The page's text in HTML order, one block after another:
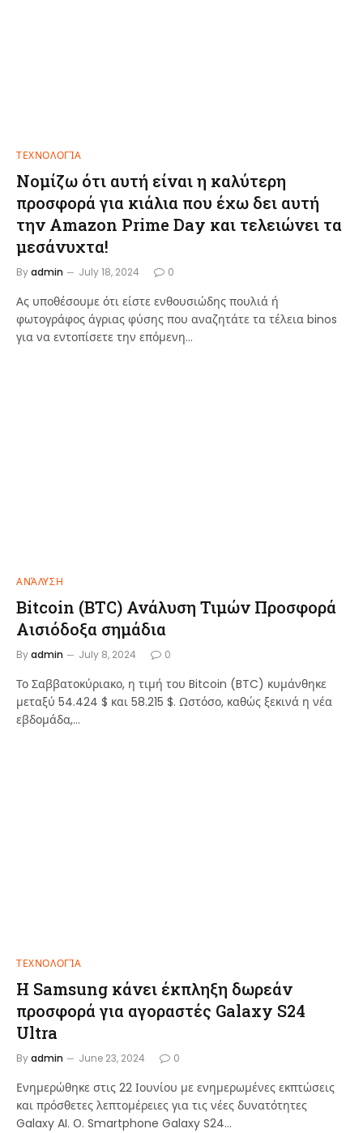
ΤΕΧΝΟΛΟΓΊΑ
Νομίζω ότι αυτή είναι η καλύτερη
προσφορά για κιάλια που έχω δει αυτή
την Amazon Prime Day και τελειώνει τα
μεσάνυχτα!
Byadmin July 18, 2024 0
Ας υποθέσουμε ότι είστε ενθουσιώδης πουλιά ή
φωτογράφος άγριας φύσης που αναζητάτε τα τέλεια binos
για να εντοπίσετε την επόμενη…
ΑΝΆΛΥΣΗ
Bitcoin (BTC) Ανάλυση Τιμών Προσφορά
Αισιόδοξα σημάδια
Byadmin July 8, 2024 0
Το Σαββατοκύριακο, η τιμή του Bitcoin (BTC) κυμάνθηκε
μεταξύ 54.424 $ και 58.215 $. Ωστόσο, καθώς ξεκινά η νέα
εβδομάδα,…
ΤΕΧΝΟΛΟΓΊΑ
Η Samsung κάνει έκπληξη δωρεάν
προσφορά για αγοραστές Galaxy S24
Ultra
Byadmin June 23, 2024 0
Ενημερώθηκε στις 22 Ιουνίου με ενημερωμένες εκπτώσεις
και πρόσθετες λεπτομέρειες για τις νέες δυνατότητες
Galaxy AI. Ο. Smartphone Galaxy S24…